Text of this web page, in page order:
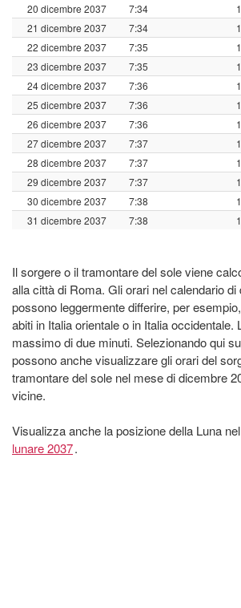
20 dicembre 2037
7:34
21 dicembre 2037
7:34
22 dicembre 2037
7:35
23 dicembre 2037
7:35
24 dicembre 2037
7:36
25 dicembre 2037
7:36
26 dicembre 2037
7:36
27 dicembre 2037
7:37
28 dicembre 2037
7:37
29 dicembre 2037
7:37
30 dicembre 2037
7:38
31 dicembre 2037
7:38
Il sorgere o il tramontare del sole viene
alla città di Roma. Gli orari nel calendario
possono leggermente differire, per
abiti in Italia orientale o in Italia occidentale.
massimo di due minuti. Selezionando qui
possono anche visualizzare gli orari del
tramontare del sole nel mese di dicembre
vicine.
Visualizza anche la posizione della Luna nel
lunare 2037.